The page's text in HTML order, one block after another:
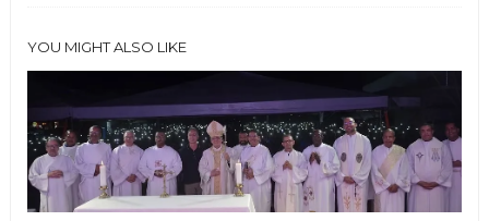
YOU MIGHT ALSO LIKE